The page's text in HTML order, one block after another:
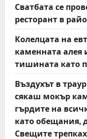
Сватбата се
ресторант в
Колелцата на
каменната
тишината като
Въздухът в
сякаш мокър
гърдите на
като обещания,
Свещите